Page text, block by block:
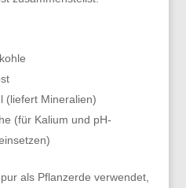
(liefert Mineralien)
(für Kalium und pH-
als Pflanzerde verwendet,